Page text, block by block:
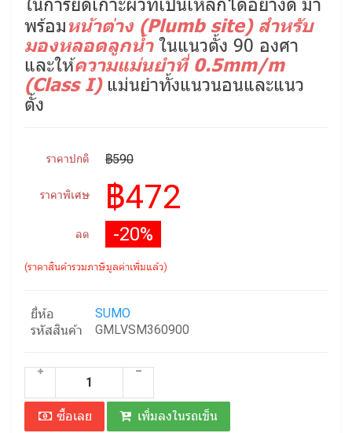
ในการยึดเกาะผิวที่เป็นเหล็กได้อย่างดี
พร้อมหน้าต่าง (Plumb site) สำหรับ
มองหลอดลูกน้ำ ในแนวตั้ง 90 องศา
และให้ความแม่นยำที่ 0.5mm/m
(Class I) แม่นยำทั้งแนวนอนและแนว
ตั้ง
ราคาปกติ ฿590
ราคาพิเศษ ฿472
ลด -20%
(ราคาสินค้ารวมภาษีมูลค่าเพิ่มแล้ว)
ยี่ห้อ
SUMO
รหัสสินค้า
GMLVSM360900
ซื้อเลย เพิ่มลงในรถเข็น